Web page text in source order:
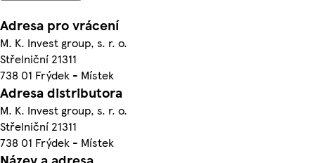
Adresa pro vrácení
M. K. Invest group, s. r. o.
Střelniční 21311
738 01 Frýdek - Místek
Adresa distributora
M. K. Invest group, s. r. o.
Střelniční 21311
738 01 Frýdek - Místek